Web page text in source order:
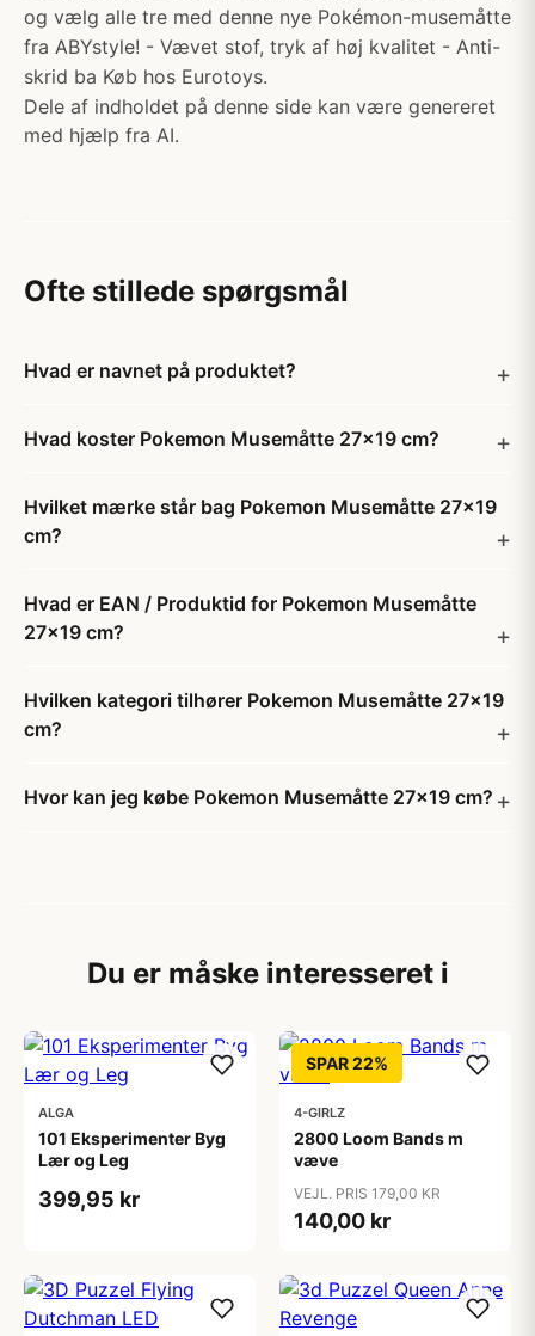
og vælg alle tre med denne nye Pokémon-musemåtte
fra ABYstyle! - Vævet stof, tryk af høj kvalitet - Anti-
skrid ba Køb hos Eurotoys.
Dele af indholdet på denne side kan være genereret
med hjælp fra AI.
Ofte stillede spørgsmål
Hvad er navnet på produktet?
Hvad koster Pokemon Musemåtte 27x19 cm?
Hvilket mærke står bag Pokemon Musemåtte 27x19
cm?
Hvad er EAN / Produktid for Pokemon Musemåtte
27x19 cm?
Hvilken kategori tilhører Pokemon Musemåtte 27x19
cm?
Hvor kan jeg købe Pokemon Musemåtte 27x19 cm?
Du er måske interesseret i
ALGA
101 Eksperimenter Byg
Lær og Leg
399,95 kr
SPAR 22%
4-GIRLZ
2800 Loom Bands m
væve
VEJL. PRIS 179,00 KR
140,00 kr